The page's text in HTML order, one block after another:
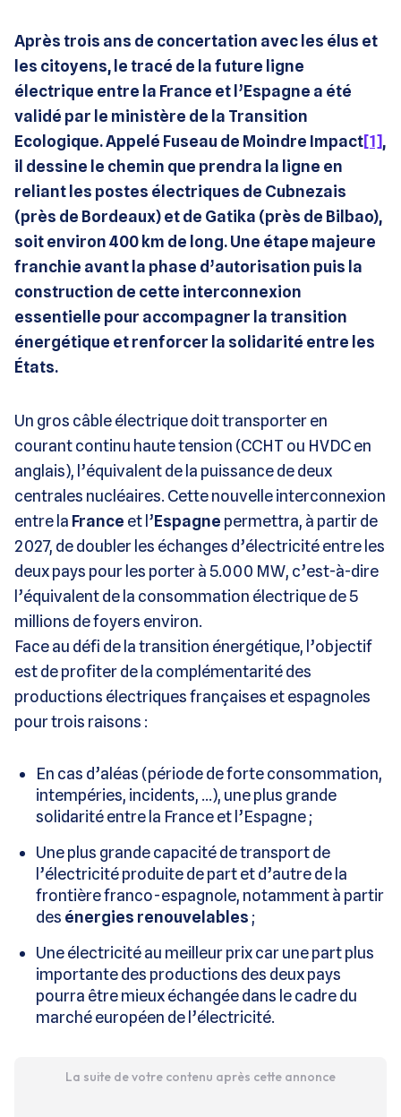
Après trois ans de concertation avec les élus et
les citoyens, le tracé de la future ligne
électrique entre la France et l’Espagne a été
validé par le ministère de la Transition
Ecologique. Appelé Fuseau de Moindre Impact[1],
il dessine le chemin que prendra la ligne en
reliant les postes électriques de Cubnezais
(près de Bordeaux) et de Gatika (près de Bilbao),
soit environ 400 km de long. Une étape majeure
franchie avant la phase d’autorisation puis la
construction de cette interconnexion
essentielle pour accompagner la transition
énergétique et renforcer la solidarité entre les
États.
Un gros câble électrique doit transporter en
courant continu haute tension (CCHT ou HVDC en
anglais), l’équivalent de la puissance de deux
centrales nucléaires. Cette nouvelle interconnexion
entre la France et l’Espagne permettra, à partir de
2027, de doubler les échanges d’électricité entre les
deux pays pour les porter à 5.000 MW, c’est-à-dire
l’équivalent de la consommation électrique de 5
millions de foyers environ.
Face au défi de la transition énergétique, l’objectif
est de profiter de la complémentarité des
productions électriques françaises et espagnoles
pour trois raisons :
En cas d’aléas (période de forte consommation,
intempéries, incidents, …), une plus grande
solidarité entre la France et l’Espagne ;
Une plus grande capacité de transport de
l’électricité produite de part et d’autre de la
frontière franco-espagnole, notamment à partir
des énergies renouvelables ;
Une électricité au meilleur prix car une part plus
importante des productions des deux pays
pourra être mieux échangée dans le cadre du
marché européen de l’électricité.
La suite de votre contenu après cette annonce